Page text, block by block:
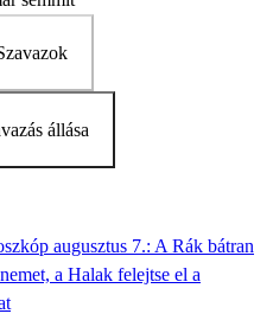
állása
augusztus 7.: A Rák bátran
a Halak felejtse el a